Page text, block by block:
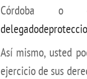
Córdoba o
Así mismo, usted
ejercicio de sus